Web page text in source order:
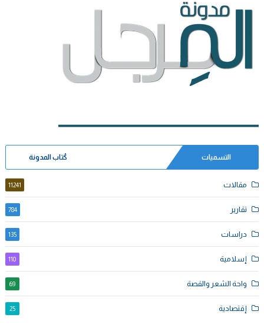
التسميات كُتاب المدونة
مقالات 11241
تقارير 784
دراسات 135
إسلامية 110
واحة الشعر والقصة 69
إقتصادية 25